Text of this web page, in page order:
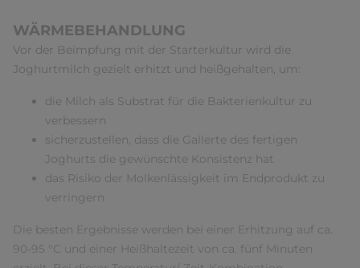
WÄRMEBEHANDLUNG
Vor der Beimpfung mit der Starterkultur wird die
Joghurtmilch gezielt erhitzt und heißgehalten, um:
die Milch als Substrat für die Bakterienkultur zu
verbessern
sicherzustellen, dass die Gallerte des fertigen
Joghurts die gewünschte Konsistenz hat
das Risiko der Molkenlässigkeit im Endprodukt zu
verringern
Die besten Ergebnisse werden bei einer Erhitzung auf ca.
90-95 °C und einer Heißhaltezeit von ca. fünf Minuten